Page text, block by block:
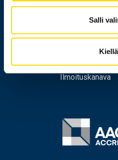
Salli
Kiellä
Messi
Tietoa
Tietosuoja
Ilmoituskanava
Image